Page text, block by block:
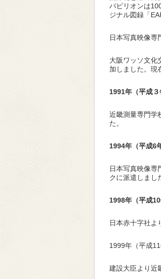
パビリオンは
ジナル図録「
日本写真映像専
大阪ワッソ文化
加しました。現
1991年（平成３
近畿測量専門学
た。
1994年（平成6
日本写真映像専
クに派遣しまし
1998年（平成10
日本赤十字社よ
1999年（平成11
建設大臣より近